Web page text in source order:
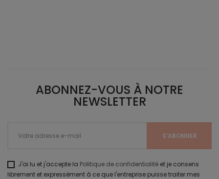
ABONNEZ-VOUS À NOTRE
NEWSLETTER
J'ai lu et j'accepte la Politique de confidentialité et je consens
librement et expressément à ce que l'entreprise puisse traiter mes